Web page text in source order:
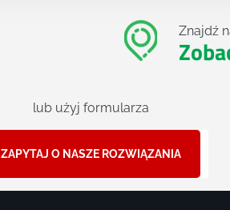
Znajdź
lub użyj formularza
ZAPYTAJ O NASZE ROZWIĄZANIA